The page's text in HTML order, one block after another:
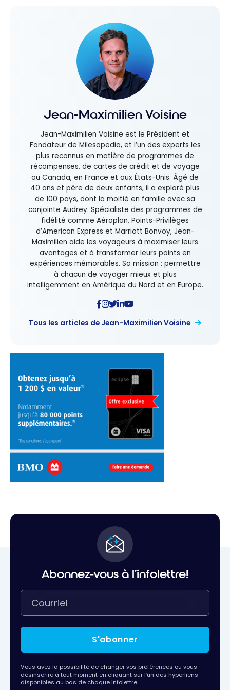
Jean-Maximilien Voisine
Jean-Maximilien Voisine est le Président et
Fondateur de Milesopedia, et l’un des experts les
plus reconnus en matière de programmes de
récompenses, de cartes de crédit et de voyage
au Canada, en France et aux États-Unis. Âgé de
40 ans et père de deux enfants, il a exploré plus
de 100 pays, dont la moitié en famille avec sa
conjointe Audrey. Spécialiste des programmes de
fidélité comme Aéroplan, Points-Privilèges
d’American Express et Marriott Bonvoy, Jean-
Maximilien aide les voyageurs à maximiser leurs
avantages et à transformer leurs points en
expériences mémorables. Sa mission : permettre
à chacun de voyager mieux et plus
intelligemment en Amérique du Nord et en Europe.
Tous les articles de Jean-Maximilien Voisine
Abonnez-vous à l'infolettre!
S'abonner
Vous avez la possibilité de changer vos préférences ou vous
désinscrire à tout moment en cliquant sur l’un des hyperliens
disponibles au bas de chaque infolettre.